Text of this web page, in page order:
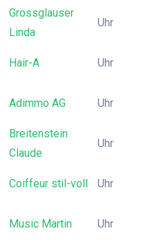
Grossglauser
Linda
Uhr
Hair-A Uhr
Adimmo AG Uhr
Breitenstein
Claude
Uhr
Coiffeur stil-voll Uhr
Music Martin Uhr